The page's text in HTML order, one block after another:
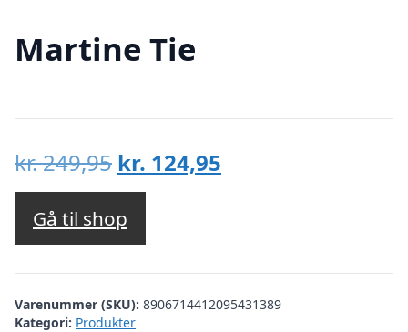
Martine Tie
kr.249,95 Den
oprindelige
pris
var:
kr. 249,95.
kr. 124,95
kr. 124,95.
Gå til shop
Varenummer (SKU): 8906714412095431389
Kategori: Produkter